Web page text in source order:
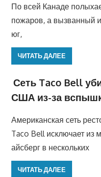
По всей Канаде
пожаров, а вызванный
юг,
ЧИТАТЬ ДАЛЕЕ
Сеть Taco Bell
США из-за
Американская сеть
Taco Bell исключает из
айсберг в нескольких
ЧИТАТЬ ДАЛЕЕ